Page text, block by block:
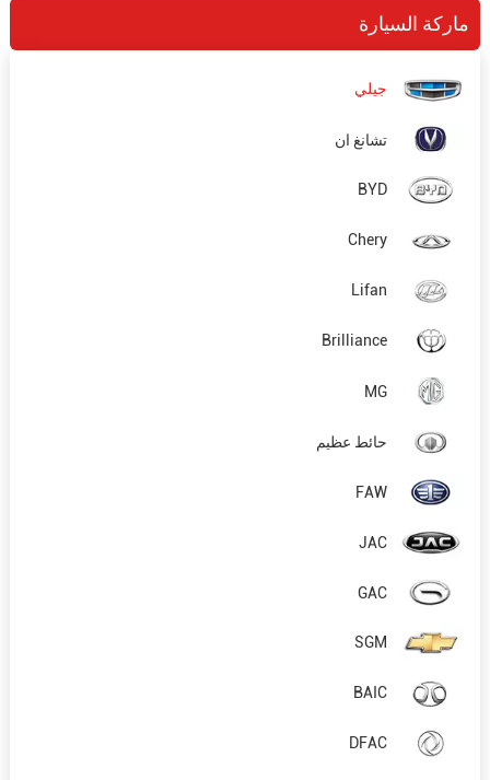
ماركة السيارة
جيلي
تشانغ ان
BYD
Chery
Lifan
Brilliance
MG
حائط عظيم
FAW
JAC
GAC
SGM
BAIC
DFAC